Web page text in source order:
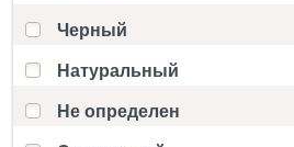
Черный
Натуральный
Не определен